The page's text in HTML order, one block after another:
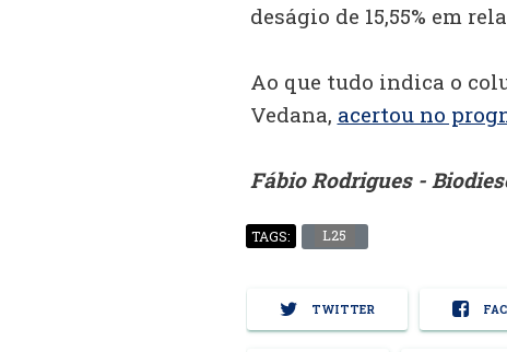
deságio de 15,55% em
Ao que tudo indica o
Vedana, acertou no
Fábio Rodrigues -
TAGS: L25
TWITTER